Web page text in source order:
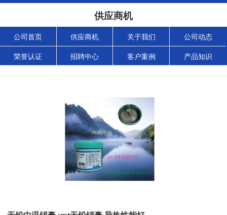
供应商机
公司首页 供应商机 关于我们 公司动态
荣誉认证 招聘中心 客户案例 产品知识